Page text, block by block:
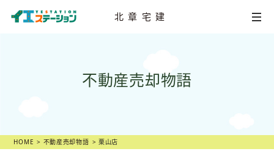
北章宅建
売却相談
スタッフ紹介
不動産売却物語
HOME 不動産売却物語 栗山店